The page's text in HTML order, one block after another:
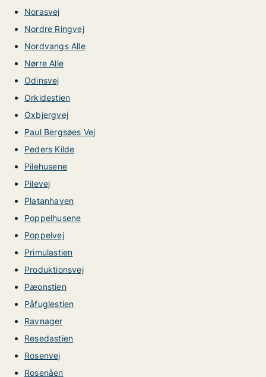
Norasvej
Nordre Ringvej
Nordvangs Alle
Nørre Alle
Odinsvej
Orkidestien
Oxbjergvej
Paul Bergsøes Vej
Peders Kilde
Pilehusene
Pilevej
Platanhaven
Poppelhusene
Poppelvej
Primulastien
Produktionsvej
Pæonstien
Påfuglestien
Ravnager
Resedastien
Rosenvej
Rosenåen